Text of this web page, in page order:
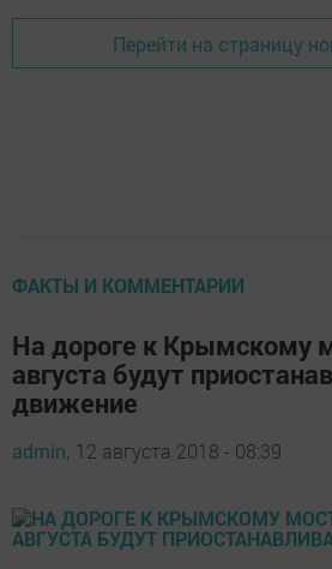
Перейти на страницу
ФАКТЫ И КОММЕНТАРИИ
На дороге к Крымскому
августа будут
движение
admin, 12 августа 2018 - 08:39